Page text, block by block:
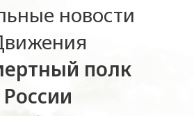
новости
полк
России